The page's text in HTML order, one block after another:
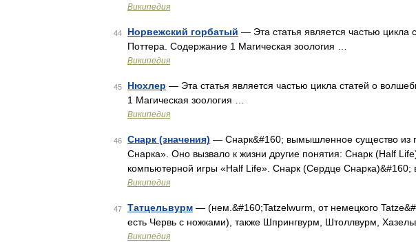
Википедия
44 Норвежский горбатый — Эта статья является частью
Поттера. Содержание 1 Магическая зоология …
Википедия
45 Нюхлер — Эта статья является частью цикла статей о
1 Магическая зоология …
Википедия
46 Снарк (значения) — Снарк&#160; вымышленное существо из
Снарка». Оно вызвало к жизни другие понятия: Снарк (Half
компьютерной игры «Half Life». Снарк (Сердце
Википедия
47 Татцельвурм — (нем.&#160;Tatzelwurm, от немецкого
есть Червь с ножками), также Шпрингвурм, Штоллвурм,
Википедия